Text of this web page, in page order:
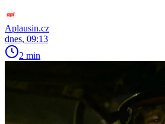
Aplausin.cz
dnes, 09:13
2 min